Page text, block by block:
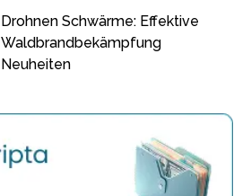
Drohnen Schwärme: Effektive
Waldbrandbekämpfung
Neuheiten